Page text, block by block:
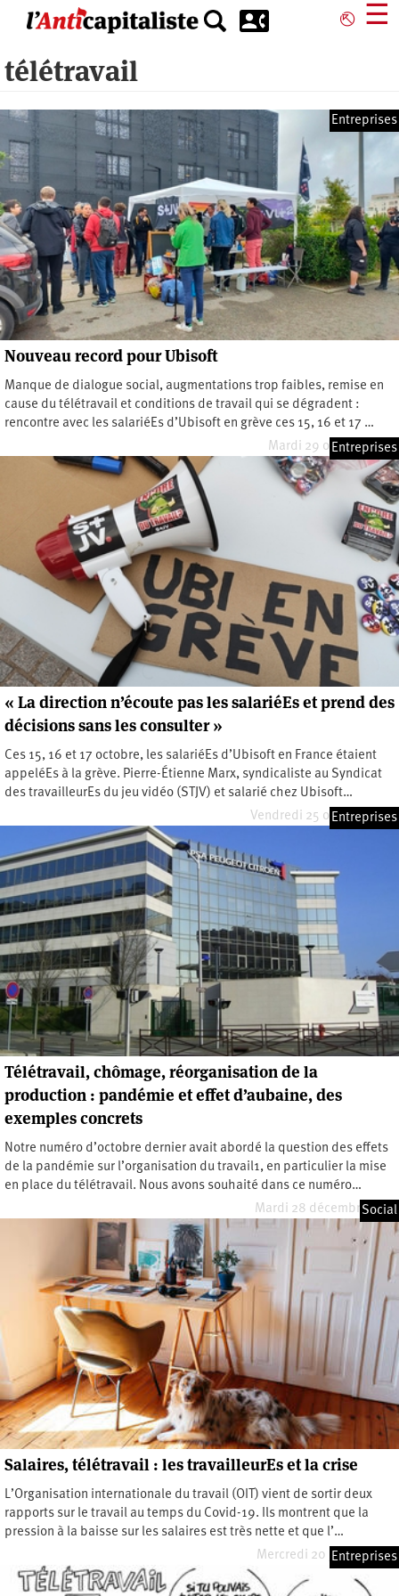
principal
⎋ ☰
télétravail
Entreprises
Nouveau record pour Ubisoft
Manque de dialogue social, augmentations trop faibles, remise en
cause du télétravail et conditions de travail qui se dégradent :
rencontre avec les salariéEs d’Ubisoft en grève ces 15, 16 et 17 …
Mardi 29 octobre 2024
Entreprises
« La direction n’écoute pas les salariéEs et prend des
décisions sans les consulter »
Ces 15, 16 et 17 octobre, les salariéEs d’Ubisoft en France étaient
appeléEs à la grève. Pierre-Étienne Marx, syndicaliste au Syndicat
des travailleurEs du jeu vidéo (STJV) et salarié chez Ubisoft…
Vendredi 25 octobre 2024
Entreprises
Télétravail, chômage, réorganisation de la
production : pandémie et effet d’aubaine, des
exemples concrets
Notre numéro d’octobre dernier avait abordé la question des effets
de la pandémie sur l’organisation du travail1, en particulier la mise
en place du télétravail. Nous avons souhaité dans ce numéro…
Mardi 28 décembre 2021
Social
Salaires, télétravail : les travailleurEs et la crise
L’Organisation internationale du travail (OIT) vient de sortir deux
rapports sur le travail au temps du Covid-19. Ils montrent que la
pression à la baisse sur les salaires est très nette et que l’…
Mercredi 20 janvier 2021
Entreprises